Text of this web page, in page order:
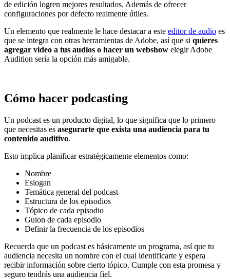
de edición logren mejores resultados. Además de ofrecer
configuraciones por defecto realmente útiles.
Un elemento que realmente le hace destacar a este editor de audio es
que se integra con otras herramientas de Adobe, así que si quieres
agregar video a tus audios o hacer un webshow elegir Adobe
Audition sería la opción más amigable.
Cómo hacer podcasting
Un podcast es un producto digital, lo que significa que lo primero
que necesitas es asegurarte que exista una audiencia para tu
contenido auditivo.
Esto implica planificar estratégicamente elementos como:
Nombre
Eslogan
Temática general del podcast
Estructura de los episodios
Tópico de cada episodio
Guion de cada episodio
Definir la frecuencia de los episodios
Recuerda que un podcast es básicamente un programa, así que tu
audiencia necesita un nombre con el cual identificarte y espera
recibir información sobre cierto tópico. Cumple con esta promesa y
seguro tendrás una audiencia fiel.